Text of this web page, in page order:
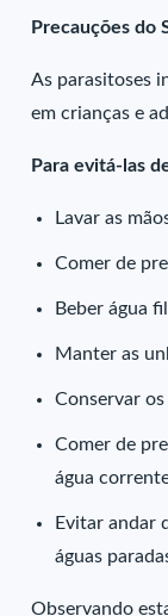
Precauções do
As parasitoses
em crianças e
Para evitá-las
Lavar as
Comer de
Beber água
Manter as
Conservar
Comer de
água
Evitar andar
águas
Observando